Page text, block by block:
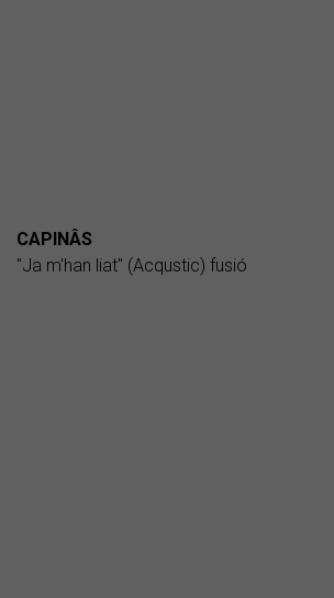
CAPINÂS
"Ja m'han liat" (Acqustic) fusió